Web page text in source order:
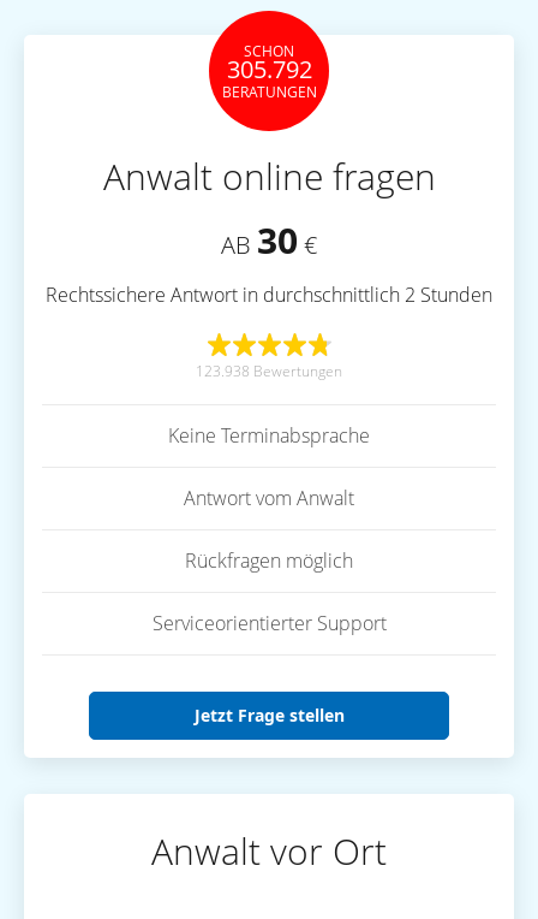
SCHON
305.792
BERATUNGEN
Anwalt online fragen
AB 30 €
Rechtssichere Antwort in durchschnittlich 2 Stunden
123.938 Bewertungen
Keine Terminabsprache
Antwort vom Anwalt
Rückfragen möglich
Serviceorientierter Support
Jetzt Frage stellen
Anwalt vor Ort